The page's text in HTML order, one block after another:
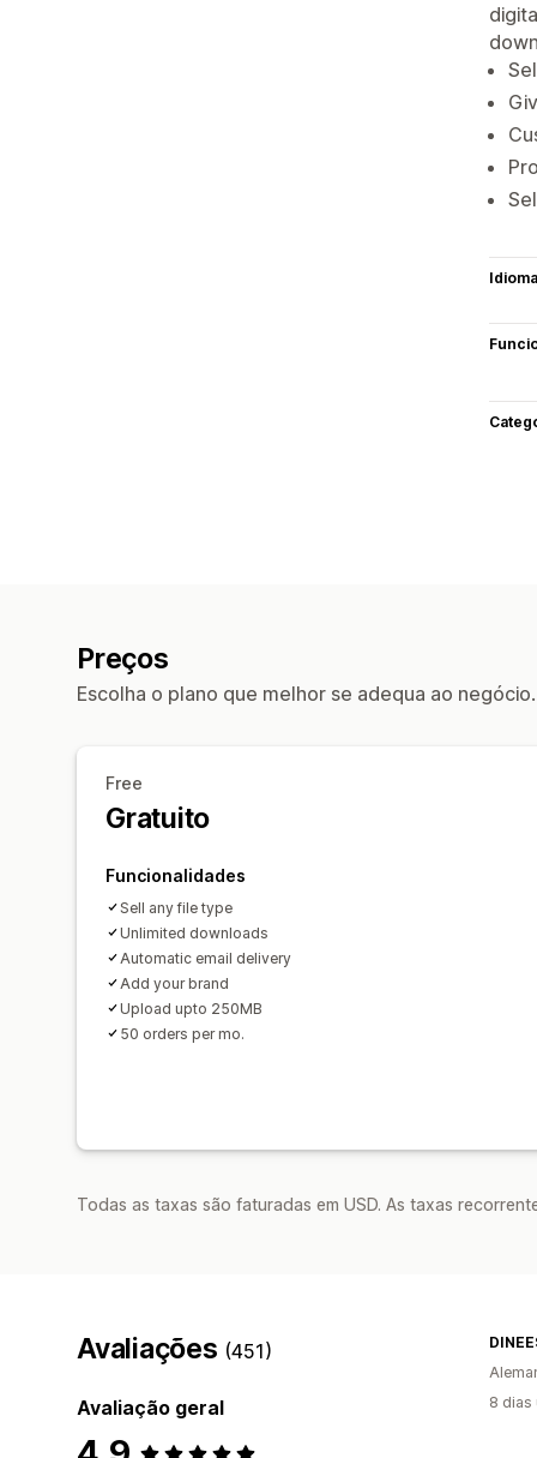
Preços
Escolha o plano que melhor se adequa ao negócio.
Free
Gratuito
Funcionalidades
Sell any file type
Unlimited downloads
Automatic email delivery
Add your brand
Upload upto 250MB
50 orders per mo.
Todas as taxas são faturadas em USD. As taxas
Avaliações (451)
Avaliação geral
8 dias